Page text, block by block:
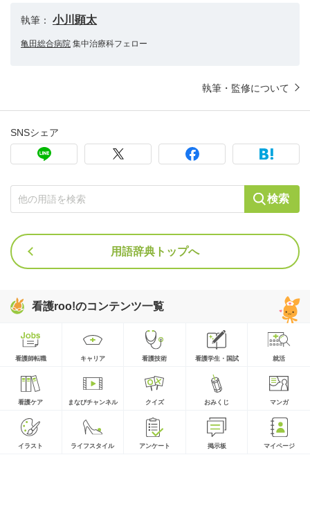
執筆： 小川顕太
亀田総合病院 集中治療科フェロー
執筆・監修について
SNSシェア
検索
用語辞典トップへ
看護roo!のコンテンツ一覧
看護師転職 キャリア 看護技術 看護学生・国試 就活
看護ケア まなびチャンネル クイズ おみくじ マンガ
イラスト ライフスタイル アンケート 掲示板 マイページ